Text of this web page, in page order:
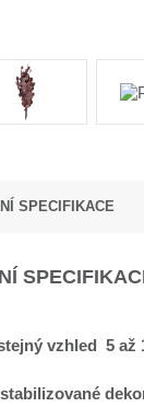
SPECIFIKACE
vzhled 5 až